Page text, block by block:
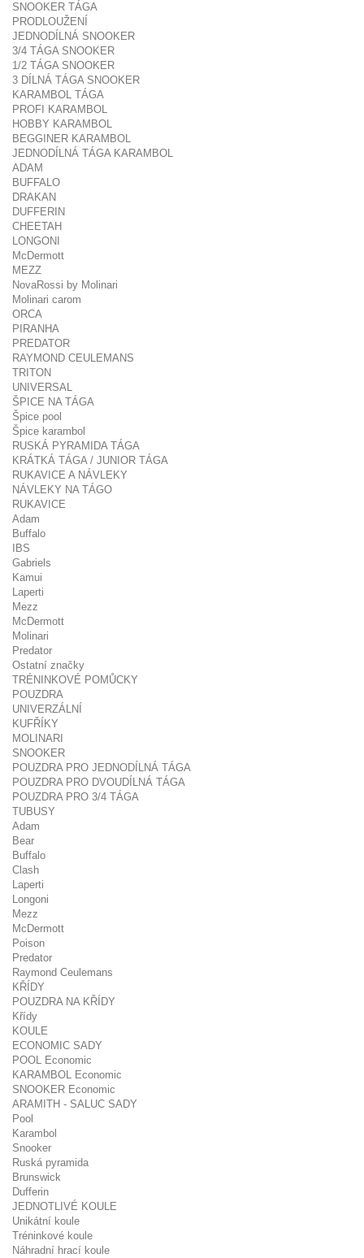
SNOOKER TÁGA
PRODLOUŽENÍ
JEDNODÍLNÁ SNOOKER
3/4 TÁGA SNOOKER
1/2 TÁGA SNOOKER
3 DÍLNÁ TÁGA SNOOKER
KARAMBOL TÁGA
PROFI KARAMBOL
HOBBY KARAMBOL
BEGGINER KARAMBOL
JEDNODÍLNÁ TÁGA KARAMBOL
ADAM
BUFFALO
DRAKAN
DUFFERIN
CHEETAH
LONGONI
McDermott
MEZZ
NovaRossi by Molinari
Molinari carom
ORCA
PIRANHA
PREDATOR
RAYMOND CEULEMANS
TRITON
UNIVERSAL
ŠPICE NA TÁGA
Špice pool
Špice karambol
RUSKÁ PYRAMIDA TÁGA
KRÁTKÁ TÁGA / JUNIOR TÁGA
RUKAVICE A NÁVLEKY
NÁVLEKY NA TÁGO
RUKAVICE
Adam
Buffalo
IBS
Gabriels
Kamui
Laperti
Mezz
McDermott
Molinari
Predator
Ostatní značky
TRÉNINKOVÉ POMŮCKY
POUZDRA
UNIVERZÁLNÍ
KUFŘÍKY
MOLINARI
SNOOKER
POUZDRA PRO JEDNODÍLNÁ TÁGA
POUZDRA PRO DVOUDÍLNÁ TÁGA
POUZDRA PRO 3/4 TÁGA
TUBUSY
Adam
Bear
Buffalo
Clash
Laperti
Longoni
Mezz
McDermott
Poison
Predator
Raymond Ceulemans
KŘÍDY
POUZDRA NA KŘÍDY
Křídy
KOULE
ECONOMIC SADY
POOL Economic
KARAMBOL Economic
SNOOKER Economic
ARAMITH - SALUC SADY
Pool
Karambol
Snooker
Ruská pyramida
Brunswick
Dufferin
JEDNOTLIVÉ KOULE
Unikátní koule
Tréninkové koule
Náhradní hrací koule